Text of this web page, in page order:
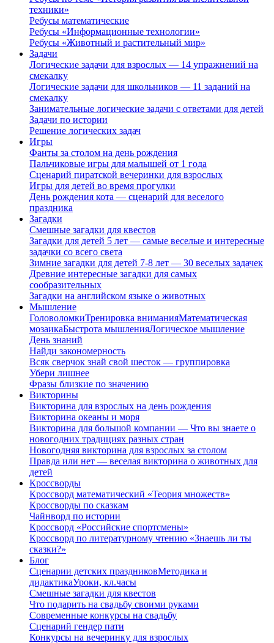
техники»
Ребусы математические
Ребусы «Информационные технологии»
Ребусы «Животный и растительный мир»
Задачи
Логические задачи для взрослых — 14 упражнений на
смекалку
Логические задачи для школьников — 11 заданий на
смекалку
Занимательные логические задачи с ответами для детей
Задачи по истории
Решение логических задач
Игры
Фанты за столом на день рождения
Пальчиковые игры для малышей от 1 года
Сценарий пиратской вечеринки для взрослых
Игры для детей во время прогулки
День рождения кота — сценарий для веселого
праздника
Загадки
Смешные загадки для квестов
Загадки для детей 5 лет — самые веселые и интересные
задачки со всего света
Зимние загадки для детей 7-8 лет — 30 веселых задачек
Древние интересные загадки для самых
сообразительных
Загадки на английском языке о животных
Мышление
ГоловоломкиТренировка вниманияМатематическая
мозаикаБыстрота мышленияЛогическое мышление
День знаний
Найди закономерность
Всяк сверчок знай свой шесток — группировка
Убери лишнее
Фразы близкие по значению
Викторины
Викторина для взрослых на день рождения
Викторина океаны и моря
Викторина для большой компании — Что вы знаете о
новогодних традициях разных стран
Новогодняя викторина для взрослых за столом
Правда или нет — веселая викторина о животных для
детей
Кроссворды
Кроссворд математический «Теория множеств»
Кроссворды по сказкам
Чайнворд по истории
Кроссворд «Российские спортсмены»
Кроссворд по литературному чтению «Знаешь ли ты
сказки?»
Блог
Сценарии детских праздниковМетодика и
дидактикаУроки, кл.часы
Смешные загадки для квестов
Что подарить на свадьбу своими руками
Современные конкурсы на свадьбу
Сценарий гендер пати
Конкурсы на вечеринку для взрослых